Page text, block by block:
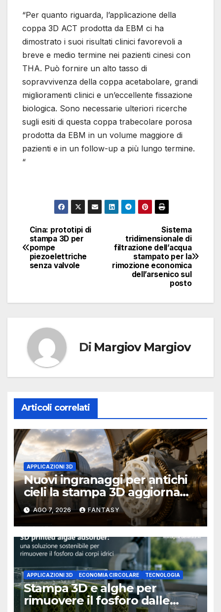
“Per quanto riguarda, l’applicazione della
coppa 3D ACT prodotta da EBM ci ha
dimostrato i suoi risultati clinici favorevoli a
breve e medio termine nei pazienti cinesi con
THA. Può fornire un alto tasso di
sopravvivenza della coppa acetabolare, grandi
miglioramenti clinici e un’eccellente fissazione
biologica. Sono necessarie ulteriori ricerche
sugli esiti di questa coppa trabecolare porosa
prodotta da EBM in un volume maggiore di
pazienti e in un follow-up a più lungo termine.
“
Navigazione
articoli
Sistema
tridimensionale di
filtrazione dell’acqua
stampato per la
rimozione economica
dell’arsenico sul
posto
Cina: prototipi di
stampa 3D per
pompe
piezoelettriche
senza valvole
Di Margiov Margiov
Articoli correlati
APPLICAZIONI 3D
Nuovi ingranaggi per antichi
cieli la stampa 3D aggiorna
un osservatorio del 1930 della
University of Arkansas at
Little Rock
AGO 7, 2026 FANTASY
APPLICAZIONI 3D ECONOMIA CIRCOLARE TECNOLOGIA
Stampa 3D e alghe per
rimuovere il fosforo dalle